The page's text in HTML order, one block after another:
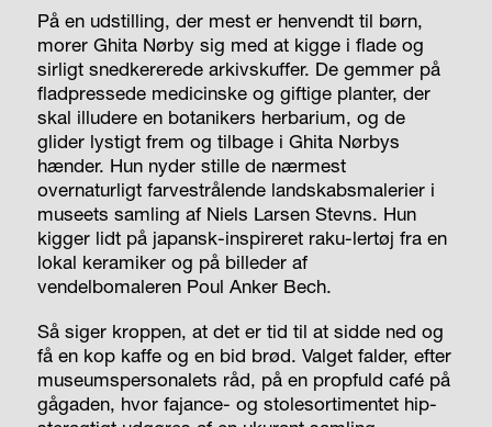
magnetisk figur i hovedrollen som
Sally Bowles.”
1982: ’Fra regnormenes liv’,
Det Kongelige Teater
”Hun rammer præcis balancen
mellem arrogance og nysgerrighed i
fremstillingen af Johanne Luise
Heiberg, der tager imod en ung H.C.
Andersen.”
Aarhus Teater
”Hun udfylder rollen som mater
familias i en forestilling om familieliv
på californisk upperclass-niveau
På en udstilling, der mest er henvendt til børn,
morer Ghita Nørby sig med at kigge i flade og
sirligt snedkererede arkivskuffer. De gemmer på
fladpressede medicinske og giftige planter, der
skal illudere en botanikers herbarium, og de
glider lystigt frem og tilbage i Ghita Nørbys
hænder. Hun nyder stille de nærmest
overnaturligt farvestrålende landskabsmalerier i
museets samling af Niels Larsen Stevns. Hun
kigger lidt på japansk-inspireret raku-lertøj fra en
lokal keramiker og på billeder af
vendelbomaleren Poul Anker Bech.
Så siger kroppen, at det er tid til at sidde ned og
få en kop kaffe og en bid brød. Valget falder, efter
museumspersonalets råd, på en propfuld café på
gågaden, hvor fajance- og stolesortimentet hip­